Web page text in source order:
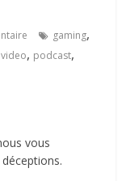
gaming,
, podcast,
vous